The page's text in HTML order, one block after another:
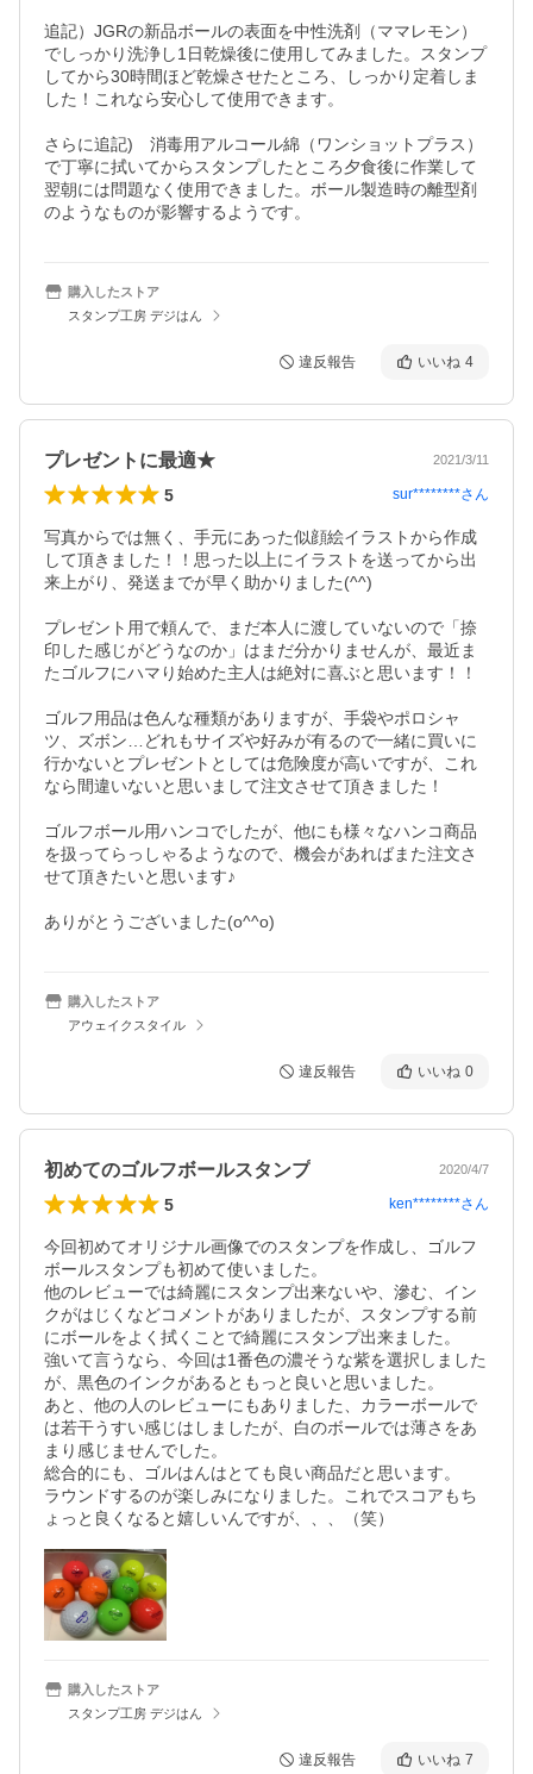
追記）JGRの新品ボールの表面を中性洗剤（ママレモン）
でしっかり洗浄し1日乾燥後に使用してみました。スタンプ
してから30時間ほど乾燥させたところ、しっかり定着しま
した！これなら安心して使用できます。
さらに追記)　消毒用アルコール綿（ワンショットプラス）
で丁寧に拭いてからスタンプしたところ夕食後に作業して
翌朝には問題なく使用できました。ボール製造時の離型剤
のようなものが影響するようです。
購入したストア
スタンプ工房 デジはん
違反報告 いいね 4
プレゼントに最適★ 2021/3/11
5 sur********さん
写真からでは無く、手元にあった似顔絵イラストから作成
して頂きました！！思った以上にイラストを送ってから出
来上がり、発送までが早く助かりました(^^)
プレゼント用で頼んで、まだ本人に渡していないので「捺
印した感じがどうなのか」はまだ分かりませんが、最近ま
たゴルフにハマり始めた主人は絶対に喜ぶと思います！！
ゴルフ用品は色んな種類がありますが、手袋やポロシャ
ツ、ズボン…どれもサイズや好みが有るので一緒に買いに
行かないとプレゼントとしては危険度が高いですが、これ
なら間違いないと思いまして注文させて頂きました！
ゴルフボール用ハンコでしたが、他にも様々なハンコ商品
を扱ってらっしゃるようなので、機会があればまた注文さ
せて頂きたいと思います♪
ありがとうございました(o^^o)
購入したストア
アウェイクスタイル
違反報告 いいね 0
初めてのゴルフボールスタンプ 2020/4/7
5 ken********さん
今回初めてオリジナル画像でのスタンプを作成し、ゴルフ
ボールスタンプも初めて使いました。
他のレビューでは綺麗にスタンプ出来ないや、滲む、イン
クがはじくなどコメントがありましたが、スタンプする前
にボールをよく拭くことで綺麗にスタンプ出来ました。
強いて言うなら、今回は1番色の濃そうな紫を選択しました
が、黒色のインクがあるともっと良いと思いました。
あと、他の人のレビューにもありました、カラーボールで
は若干うすい感じはしましたが、白のボールでは薄さをあ
まり感じませんでした。
総合的にも、ゴルはんはとても良い商品だと思います。
ラウンドするのが楽しみになりました。これでスコアもち
ょっと良くなると嬉しいんですが、、、（笑）
購入したストア
スタンプ工房 デジはん
違反報告 いいね 7